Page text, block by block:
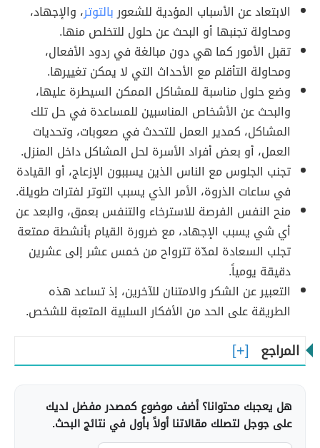
الابتعاد عن الأسباب المؤدية للشعوربالتوتر، والإجهاد،
ومحاولة تجنبها أو البحث عن حلول للتخلص منها.
تقبل الأمور كما هي دون مبالغة في ردود الأفعال،
ومحاولة التأقلم مع الأحداث التي لا يمكن تغييرها.
وضع حلول مناسبة للمشاكل الممكن السيطرة عليها،
والبحث عن الأشخاص المناسبين للمساعدة في حل تلك
المشاكل، كمدير العمل للتحدث في صعوبات، وتحديات
العمل، أو بعض أفراد الأسرة لحل المشاكل داخل المنزل.
تجنب الجلوس مع الناس الذين يسببون الإزعاج، أو القيادة
في ساعات الذروة، الأمر الذي يسبب التوتر لفترات طويلة.
منح النفس الفرصة للاسترخاء والتنفس بعمق، والبعد عن
أي شي يسبب الإجهاد، مع ضرورة القيام بأنشطة ممتعة
تجلب السعادة لمدّة تترواح من خمس عشر إلى عشرين
دقيقة يومياً.
التعبير عن الشكر والامتنان للآخرين، إذ تساعد هذه
الطريقة على الحد من الأفكار السلبية المتعبة للشخص.
المراجع
هل يعجبك محتوانا؟ أضف موضوع كمصدر مفضل لديك
على جوجل لتصلك مقالاتنا أولاً بأول في نتائج البحث.